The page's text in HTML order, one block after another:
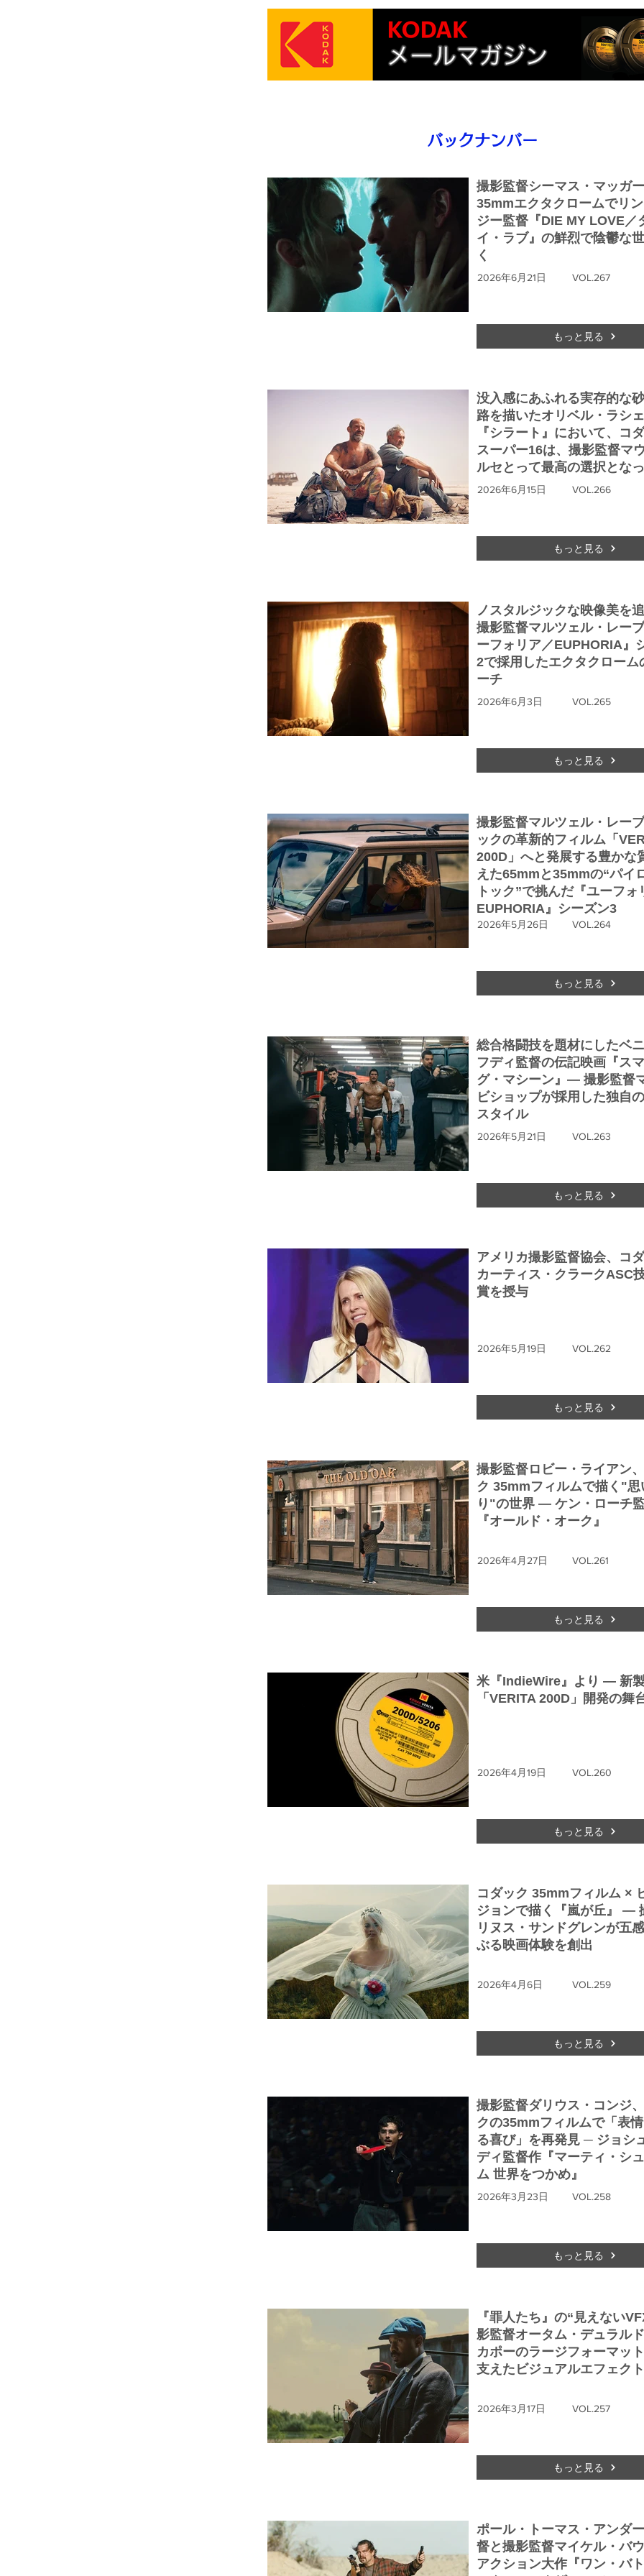
バックナンバー
撮影監督シーマス・マッガー
35mmエクタクロームでリ
ジー監督『DIE MY LOVE／
イ・ラブ』の鮮烈で陰鬱な
く
2026年6月21日 VOL.267
もっと見る
没入感にあふれる実存的な
路を描いたオリベル・ラシ
『シラート』において、コ
スーパー16は、撮影監督マ
ルセとって最高の選択とな
2026年6月15日 VOL.266
もっと見る
ノスタルジックな映像美を追
撮影監督マルツェル・レー
ーフォリア／EUPHORIA』
2で採用したエクタクローム
ーチ
2026年6月3日 VOL.265
もっと見る
撮影監督マルツェル・レー
ックの革新的フィルム「
200D」へと発展する豊かな
えた65mmと35mmの“パイ
トック”で挑んだ『ユーフォ
EUPHORIA』シーズン3
2026年5月26日 VOL.264
もっと見る
総合格闘技を題材にしたベ
フディ監督の伝記映画『ス
グ・マシーン』― 撮影監督
ビショップが採用した独自
スタイル
2026年5月21日 VOL.263
もっと見る
アメリカ撮影監督協会、コ
カーティス・クラークASC
賞を授与
2026年5月19日 VOL.262
もっと見る
撮影監督ロビー・ライアン
ク 35mmフィルムで描く"思
り"の世界 ― ケン・ローチ
『オールド・オーク』
2026年4月27日 VOL.261
もっと見る
米『IndieWire』より ― 新
「VERITA 200D」開発の舞
2026年4月19日 VOL.260
もっと見る
コダック 35mmフィルム ×
ジョンで描く『嵐が丘』 ―
リヌス・サンドグレンが五
ぶる映画体験を創出
2026年4月6日 VOL.259
もっと見る
撮影監督ダリウス・コンジ
クの35mmフィルムで「表情
る喜び」を再発見 ─ ジョシ
ディ監督作『マーティ・シ
ム 世界をつかめ』
2026年3月23日 VOL.258
もっと見る
『罪人たち』の“見えない
影監督オータム・デュラル
カポーのラージフォーマッ
支えたビジュアルエフェクト
2026年3月17日 VOL.257
もっと見る
ポール・トーマス・アンダ
督と撮影監督マイケル・バウ
アクション大作『ワン・バ